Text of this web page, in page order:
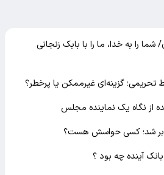
شما را به خدا، ما را با بابک زنجانی
تحریمی؛ گزینه‌ای غیرممکن یا پرخطر؟
از نگاه یک نماینده مجلس
آینده چه بود ؟